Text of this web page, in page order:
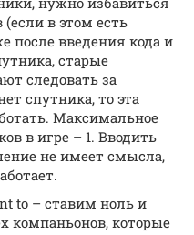
в этом есть
после введения кода и
старые
следовать за
спутника, то эта
Максимальное
в игре – 1. Вводить
не имеет смысла,
to – ставим ноль и
компаньонов, которые